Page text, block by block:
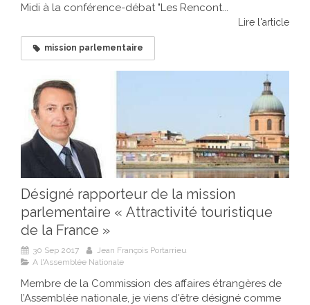
Midi à la conférence-débat "Les Rencont...
Lire l'article
mission parlementaire
Désigné rapporteur de la mission
parlementaire « Attractivité touristique
de la France »
30 Sep 2017
Jean François Portarrieu
A l'Assemblée Nationale
Membre de la Commission des affaires étrangères de
l’Assemblée nationale, je viens d'être désigné comme